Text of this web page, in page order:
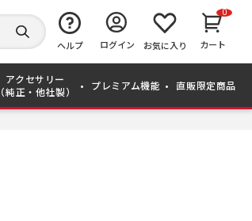
か
ら
検
索
す
る
ヘルプ ログイン お気に入り
0
カート
アクセサリー
（純正・他社製）
プレミアム機能 直販限定商品